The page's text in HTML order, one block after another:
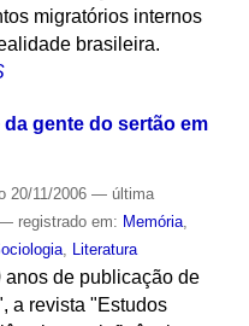
migratórios internos
brasileira.
gente do sertão em
20/11/2006 — última
registrado em: Memória,
, Literatura
anos de publicação de
a revista "Estudos